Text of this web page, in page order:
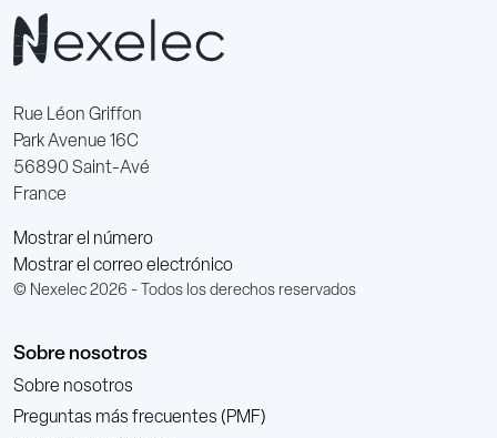
Rue Léon Griffon
Park Avenue 16C
56890 Saint-Avé
France
Mostrar el número
Mostrar el correo electrónico
© Nexelec 2026 - Todos los derechos reservados
Sobre nosotros
Sobre nosotros
Preguntas más frecuentes (PMF)